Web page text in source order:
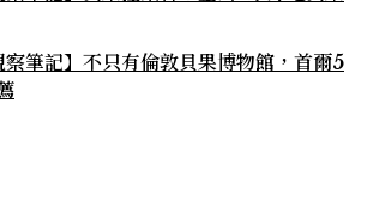
察筆記】不只有倫敦貝果博物館，首爾5